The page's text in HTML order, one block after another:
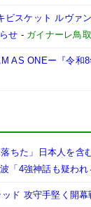
ビスケット ルヴ
せ - ガイナーレ鳥取
AS ONEー『令和
ちた」日本人を
「4強神話も疑われ
ド 攻守手堅く開